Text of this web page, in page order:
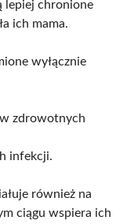
lepiej chronione
ich mama.
wyłącznie
zdrowotnych
infekcji.
również na
ciągu wspiera ich